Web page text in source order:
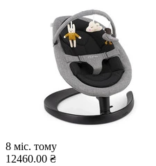
8 міс. тому
12460.00 ₴